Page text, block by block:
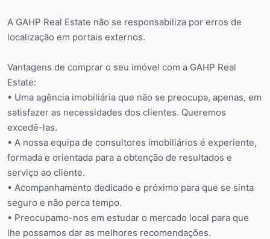
A GAHP Real Estate não se responsabiliza por erros de
localização em portais externos.
Vantagens de comprar o seu imóvel com a GAHP Real
Estate:
• Uma agência imobiliária que não se preocupa, apenas, em
satisfazer as necessidades dos clientes. Queremos
excedê-las.
• A nossa equipa de consultores imobiliários é experiente,
formada e orientada para a obtenção de resultados e
serviço ao cliente.
• Acompanhamento dedicado e próximo para que se sinta
seguro e não perca tempo.
• Preocupamo-nos em estudar o mercado local para que
lhe possamos dar as melhores recomendações.